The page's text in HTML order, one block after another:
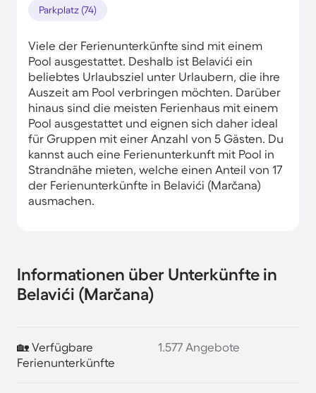
Parkplatz (74)
Viele der Ferienunterkünfte sind mit einem
Pool ausgestattet. Deshalb ist Belavići ein
beliebtes Urlaubsziel unter Urlaubern, die ihre
Auszeit am Pool verbringen möchten. Darüber
hinaus sind die meisten Ferienhaus mit einem
Pool ausgestattet und eignen sich daher ideal
für Gruppen mit einer Anzahl von 5 Gästen. Du
kannst auch eine Ferienunterkunft mit Pool in
Strandnähe mieten, welche einen Anteil von 17
der Ferienunterkünfte in Belavići (Marčana)
ausmachen.
Informationen über Unterkünfte in
Belavići (Marčana)
🏡 Verfügbare
Ferienunterkünfte
1.577 Angebote